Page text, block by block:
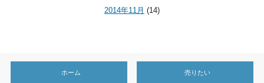
2014年11月 (14)
ホーム 売りたい